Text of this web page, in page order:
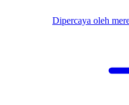
Dipercaya oleh